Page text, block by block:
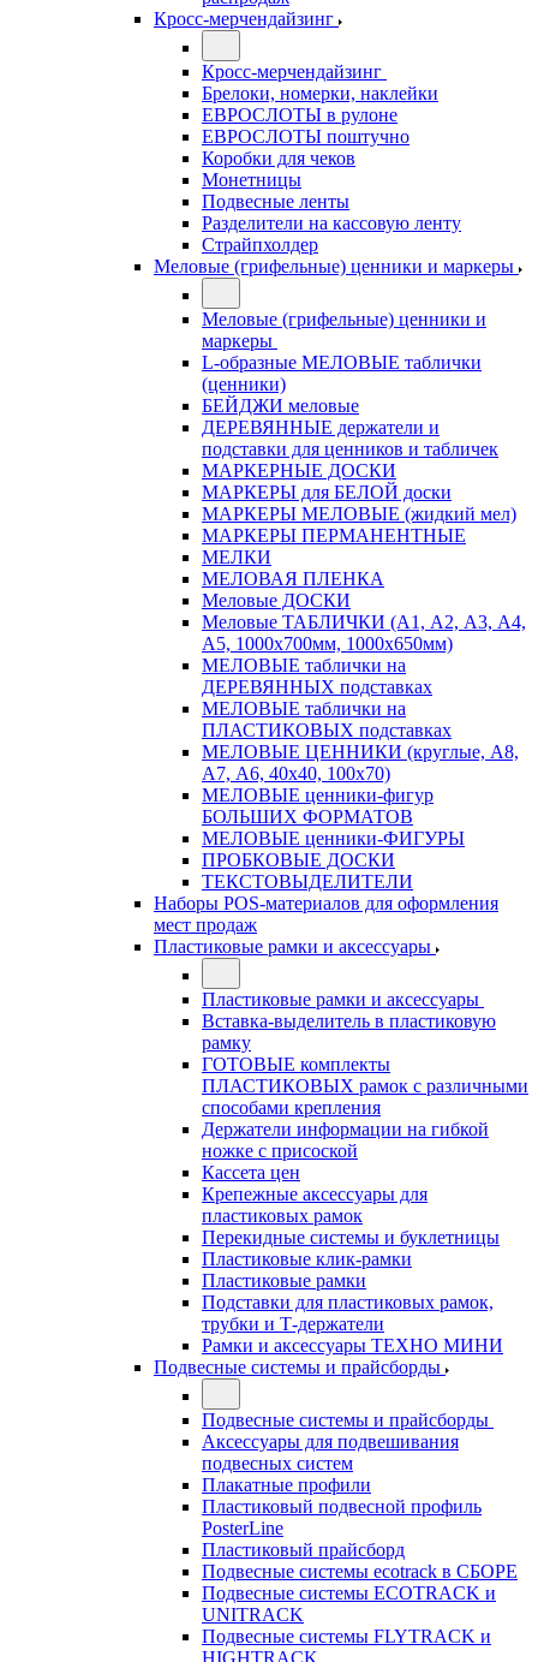
Кросс-мерчендайзинг
Кросс-мерчендайзинг
Брелоки, номерки, наклейки
ЕВРОСЛОТЫ в рулоне
ЕВРОСЛОТЫ поштучно
Коробки для чеков
Монетницы
Подвесные ленты
Разделители на кассовую ленту
Страйпхолдер
Меловые (грифельные) ценники и маркеры
Меловые (грифельные) ценники и
маркеры
L-образные МЕЛОВЫЕ таблички
(ценники)
БЕЙДЖИ меловые
ДЕРЕВЯННЫЕ держатели и
подставки для ценников и табличек
МАРКЕРНЫЕ ДОСКИ
МАРКЕРЫ для БЕЛОЙ доски
МАРКЕРЫ МЕЛОВЫЕ (жидкий мел)
МАРКЕРЫ ПЕРМАНЕНТНЫЕ
МЕЛКИ
МЕЛОВАЯ ПЛЕНКА
Меловые ДОСКИ
Меловые ТАБЛИЧКИ (А1, А2, А3, А4,
А5, 1000х700мм, 1000х650мм)
МЕЛОВЫЕ таблички на
ДЕРЕВЯННЫХ подставках
МЕЛОВЫЕ таблички на
ПЛАСТИКОВЫХ подставках
МЕЛОВЫЕ ЦЕННИКИ (круглые, А8,
А7, А6, 40х40, 100х70)
МЕЛОВЫЕ ценники-фигур
БОЛЬШИХ ФОРМАТОВ
МЕЛОВЫЕ ценники-ФИГУРЫ
ПРОБКОВЫЕ ДОСКИ
ТЕКСТОВЫДЕЛИТЕЛИ
Наборы POS-материалов для оформления
мест продаж
Пластиковые рамки и аксессуары
Пластиковые рамки и аксессуары
Вставка-выделитель в пластиковую
рамку
ГОТОВЫЕ комплекты
ПЛАСТИКОВЫХ рамок с различными
способами крепления
Держатели информации на гибкой
ножке с присоской
Кассета цен
Крепежные аксессуары для
пластиковых рамок
Перекидные системы и буклетницы
Пластиковые клик-рамки
Пластиковые рамки
Подставки для пластиковых рамок,
трубки и Т-держатели
Рамки и аксессуары ТЕХНО МИНИ
Подвесные системы и прайсборды
Подвесные системы и прайсборды
Аксессуары для подвешивания
подвесных систем
Плакатные профили
Пластиковый подвесной профиль
PosterLine
Пластиковый прайсборд
Подвесные системы ecotrack в СБОРЕ
Подвесные системы ECOTRACK и
UNITRACK
Подвесные системы FLYTRACK и
HIGHTRACK